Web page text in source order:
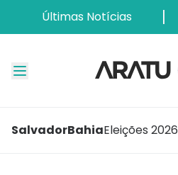
Últimas Notícias
SalvadorBahiaEleições 2026